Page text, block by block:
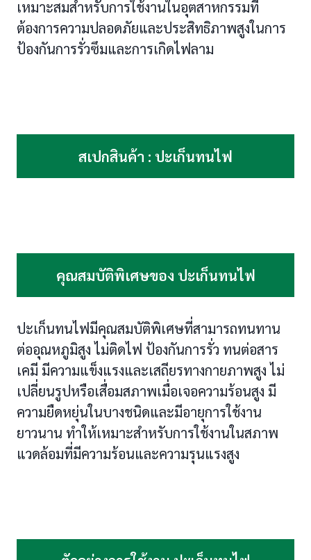
เหมาะสมสำหรับการใช้งานในอุตสาหกรรมที่
ต้องการความปลอดภัยและประสิทธิภาพสูงในการ
ป้องกันการรั่วซึมและการเกิดไฟลาม
สเปกสินค้า : ปะเก็นทนไฟ
คุณสมบัติพิเศษของ ปะเก็นทนไฟ
ปะเก็นทนไฟมีคุณสมบัติพิเศษที่สามารถทนทาน
ต่ออุณหภูมิสูง ไม่ติดไฟ ป้องกันการรั่ว ทนต่อสาร
เคมี มีความแข็งแรงและเสถียรทางกายภาพสูง ไม่
เปลี่ยนรูปหรือเสื่อมสภาพเมื่อเจอความร้อนสูง มี
ความยืดหยุ่นในบางชนิดและมีอายุการใช้งาน
ยาวนาน ทำให้เหมาะสำหรับการใช้งานในสภาพ
แวดล้อมที่มีความร้อนและความรุนแรงสูง